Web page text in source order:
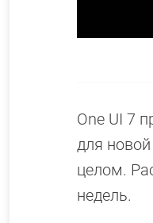
One UI 7
для
целом.
недель.